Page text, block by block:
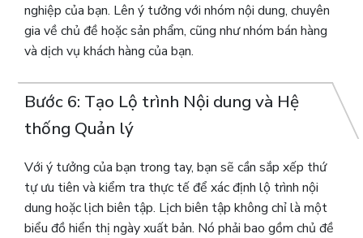
nghiệp của bạn. Lên ý tưởng với nhóm nội dung, chuyên
gia về chủ đề hoặc sản phẩm, cũng như nhóm bán hàng
và dịch vụ khách hàng của bạn.
Bước 6: Tạo Lộ trình Nội dung và Hệ
thống Quản lý
Với ý tưởng của bạn trong tay, bạn sẽ cần sắp xếp thứ
tự ưu tiên và kiểm tra thực tế để xác định lộ trình nội
dung hoặc lịch biên tập. Lịch biên tập không chỉ là một
biểu đồ hiển thị ngày xuất bản. Nó phải bao gồm chủ đề